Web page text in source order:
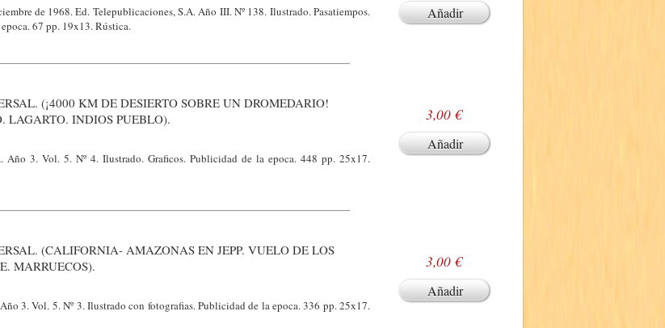
de 1968. Ed. Telepublicaciones, S.A. Año III. Nº 138. Ilustrado. Pasatiempos.
67 pp. 19x13. Rústica.
Añadir
(¡4000 KM DE DESIERTO SOBRE UN DROMEDARIO!
LAGARTO. INDIOS PUEBLO).
3. Vol. 5. Nº 4. Ilustrado. Graficos. Publicidad de la epoca. 448 pp. 25x17.
3,00 €
Añadir
(CALIFORNIA- AMAZONAS EN JEPP. VUELO DE LOS
MARRUECOS).
3. Vol. 5. Nº 3. Ilustrado con fotografias. Publicidad de la epoca. 336 pp. 25x17.
3,00 €
Añadir